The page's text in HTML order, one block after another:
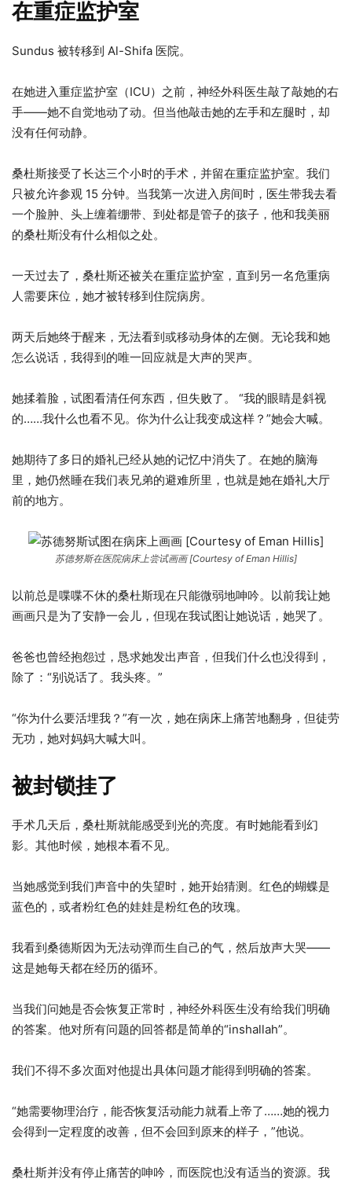
在重症监护室
Sundus 被转移到 Al-Shifa 医院。
在她进入重症监护室（ICU）之前，神经外科医生敲了​​敲她的右
手——她不自觉地动了动。但当他敲击她的左手和左腿时，却
没有任何动静。
桑杜斯接受了长达三个小时的手术，并留在重症监护室。我们
只被允许参观 15 分钟。当我第一次进入房间时，医生带我去看
一个脸肿、头上缠着绷带、到处都是管子的孩子，他和我美丽
的桑杜斯没有什么相似之处。
一天过去了，桑杜斯还被关在重症监护室，直到另一名危重病
人需要床位，她才被转移到住院病房。
两天后她终于醒来，无法看到或移动身体的左侧。无论我和她
怎么说话，我得到的唯一回应就是大声的哭声。
她揉着脸，试图看清任何东西，但失败了。 “我的眼睛是斜视
的……我什么也看不见。你为什么让我变成这样？”她会大喊。
她期待了多日的婚礼已经从她的记忆中消失了。在她的脑海
里，她仍然睡在我们表兄弟的避难所里，也就是她在婚礼大厅
前的地方。
苏德努斯在医院病床上尝试画画 [Courtesy of Eman Hillis]
以前总是喋喋不休的桑杜斯现在只能微弱地呻吟。以前我让她
画画只是为了安静一会儿，但现在我试图让她说话，她哭了。
爸爸也曾经抱怨过，恳求她发出声音，但我们什么也没得到，
除了：“别说话了。我头疼。”
“你为什么要活埋我？”有一次，她在病床上痛苦地翻身，但徒劳
无功，她对妈妈大喊大叫。
被封锁挂了
手术几天后，桑杜斯就能感受到光的亮度。有时她能看到幻
影。其他时候，她根本看不见。
当她感觉到我们声音中的失望时，她开始猜测。红色的蝴蝶是
蓝色的，或者粉红色的娃娃是粉红色的玫瑰。
我看到桑德斯因为无法动弹而生自己的气，然后放声大哭——
这是她每天都在经历的循环。
当我们问她是否会恢复正常时，神经外科医生没有给我们明确
的答案。他对所有问题的回答都是简单的“inshallah”。
我们不得不多次面对他提出具体问题才能得到明确的答案。
“她需要物理治疗，能否恢复活动能力就看上帝了……她的视力
会得到一定程度的改善，但不会回到原来的样子，”他说。
桑杜斯并没有停止痛苦的呻吟，而医院也没有适当的资源。我